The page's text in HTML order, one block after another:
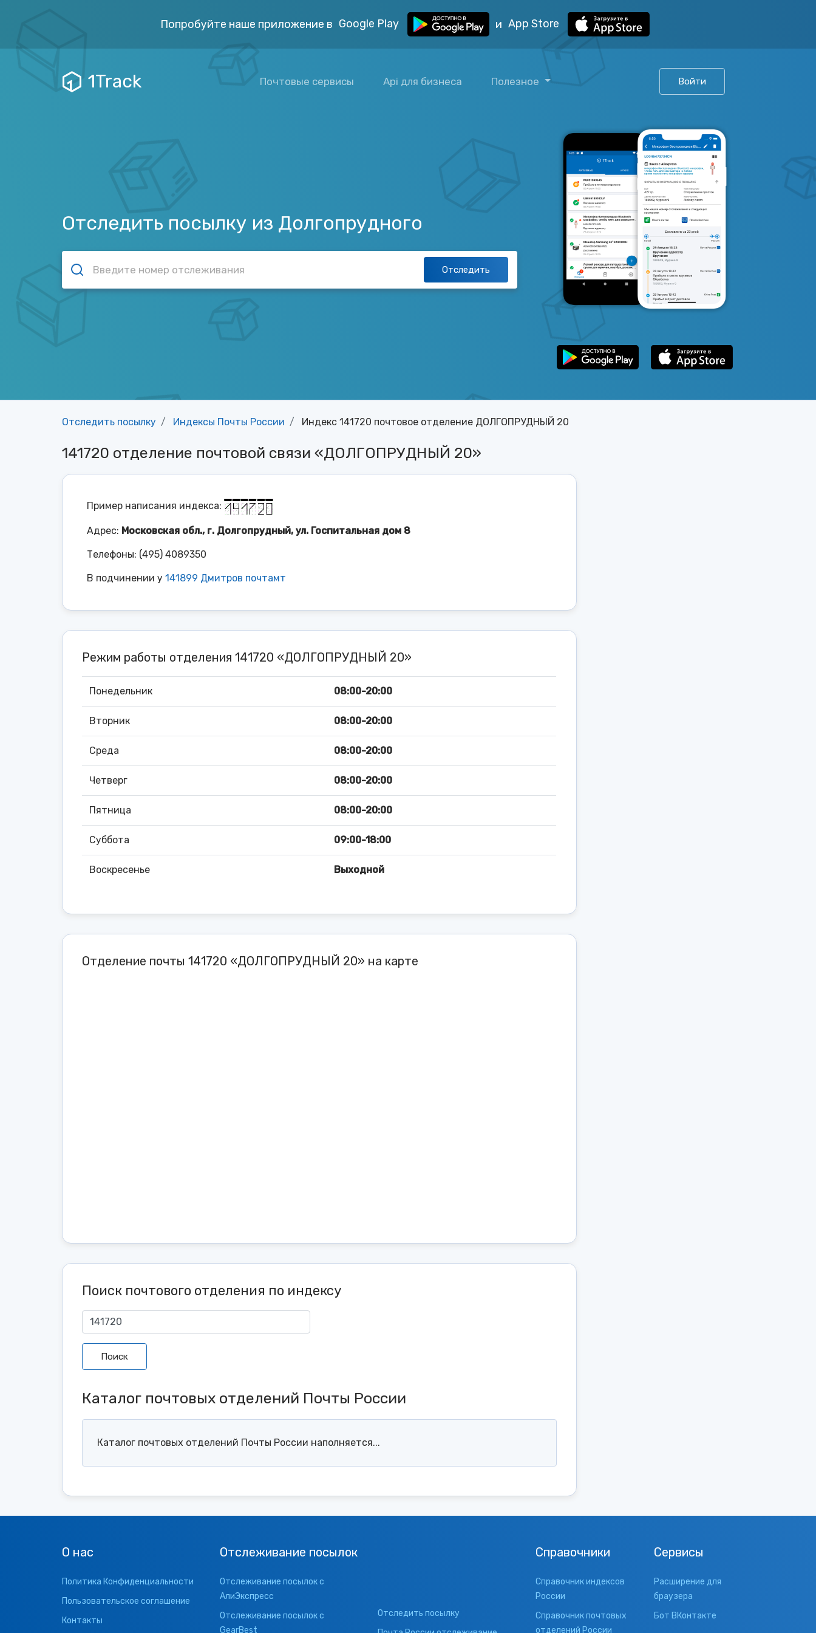
Попробуйте наше приложение в Google Play и App Store
1Track Почтовые сервисы Api для бизнеса Полезное Войти
Отследить посылку из Долгопрудного
Отследить
Отследить посылку Индексы Почты России Индекс 141720 почтовое отделение ДОЛГОПРУДНЫЙ 20
141720 отделение почтовой связи «ДОЛГОПРУДНЫЙ 20»
Пример написания индекса:
Адрес: Московская обл., г. Долгопрудный, ул. Госпитальная дом 8
Телефоны: (495) 4089350
В подчинении у 141899 Дмитров почтамт
Режим работы отделения 141720 «ДОЛГОПРУДНЫЙ 20»
Понедельник 08:00-20:00
Вторник 08:00-20:00
Среда 08:00-20:00
Четверг 08:00-20:00
Пятница 08:00-20:00
Суббота 09:00-18:00
Воскресенье Выходной
Отделение почты 141720 «ДОЛГОПРУДНЫЙ 20» на карте
Поиск почтового отделения по индексу
Поиск
Каталог почтовых отделений Почты России
Каталог почтовых отделений Почты России наполняется...
О нас
Политика Конфиденциальности
Пользовательское соглашение
Контакты
Отслеживание посылок
Отслеживание посылок с
АлиЭкспресс
Отслеживание посылок с
GearBest
Отследить посылку
Справочники
Справочник индексов
России
Справочник почтовых
отделений России
Сервисы
Расширение для
браузера
Бот ВКонтакте